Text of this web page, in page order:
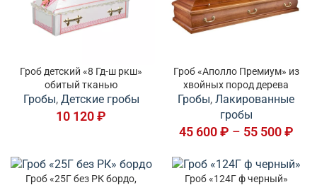
Гроб детский «8 Гд-ш ркш»
обитый тканью
Гробы, Детские гробы
10 120₽
Гроб «Аполло Премиум» из
хвойных пород дерева
Гробы, Лакированные
гробы
45 600₽ – 55 500₽
Гроб «25Г без РК бордо,
Гроб «124Г ф черный»